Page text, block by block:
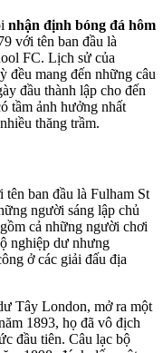
nhận định bóng đá hôm
với tên ban đầu là
FC. Lịch sử của
đều mang đến những câu
đầu thành lập cho đến
tầm ảnh hưởng nhất
thăng trầm.
ban đầu là Fulham St
người sáng lập chủ
cả những người chơi
nghiệp dư nhưng
ở các giải đấu địa
Tây London, mở ra một
1893, họ đã vô địch
đầu tiên. Câu lạc bộ